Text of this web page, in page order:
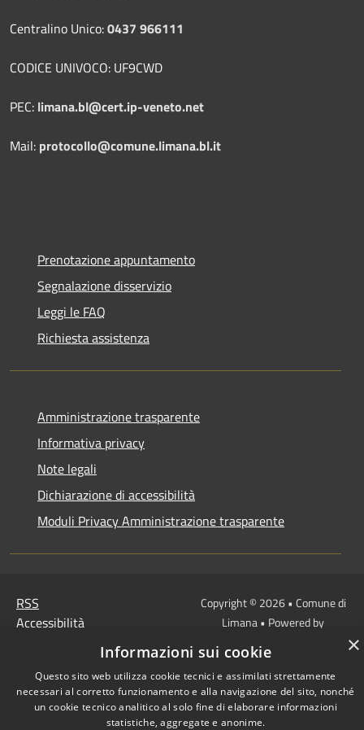
Centralino Unico:0437 966111
CODICE UNIVOCO: UF9CWD
PEC: limana.bl@cert.ip-veneto.net
Mail: protocollo@comune.limana.bl.it
Prenotazione appuntamento
Segnalazione disservizio
Leggi le FAQ
Richiesta assistenza
Amministrazione trasparente
Informativa privacy
Note legali
Dichiarazione di accessibilità
Moduli Privacy Amministrazione trasparente
RSS
Accessibilità
Mappa del sito
Copyright © 2026 • Comune di
Limana • Powered by
Municipium
redazione
×
Informazioni sui cookie
Questo sito web utilizza cookie tecnici e assimilati strettamente
necessari al corretto funzionamento e alla navigazione del sito, nonché
un cookie tecnico analitico al solo fine di elaborare informazioni
statistiche, aggregate e anonime.